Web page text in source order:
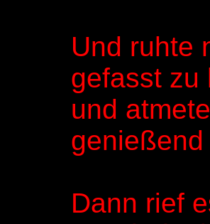
Und ruhte
gefasst zu
und
Dann rief